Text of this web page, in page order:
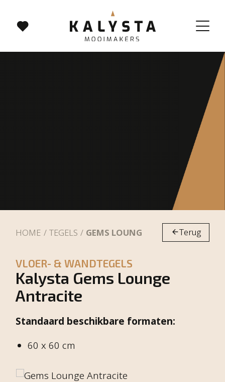
HOME TEGELS GEMS LOUNGE ANTRACITE
Terug
VLOER- & WANDTEGELS
Kalysta Gems Lounge
Antracite
Standaard beschikbare formaten:
60 x 60 cm